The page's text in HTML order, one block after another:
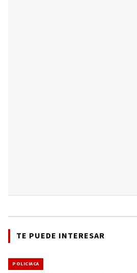
TE PUEDE INTERESAR
POLICIACA